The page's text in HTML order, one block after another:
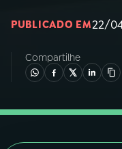
05PODCASTS
PUBLICADO EM22/
Compartilhe